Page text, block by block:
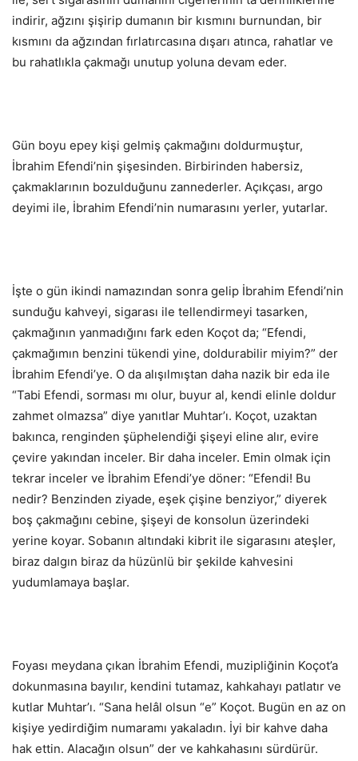
indirir, ağzını şişirip dumanın bir kısmını burnundan, bir
kısmını da ağzından fırlatırcasına dışarı atınca, rahatlar ve
bu rahatlıkla çakmağı unutup yoluna devam eder.
Gün boyu epey kişi gelmiş çakmağını doldurmuştur,
İbrahim Efendi’nin şişesinden. Birbirinden habersiz,
çakmaklarının bozulduğunu zannederler. Açıkçası, argo
deyimi ile, İbrahim Efendi’nin numarasını yerler, yutarlar.
İşte o gün ikindi namazından sonra gelip İbrahim Efendi’nin
sunduğu kahveyi, sigarası ile tellendirmeyi tasarken,
çakmağının yanmadığını fark eden Koçot da; “Efendi,
çakmağımın benzini tükendi yine, doldurabilir miyim?” der
İbrahim Efendi’ye. O da alışılmıştan daha nazik bir eda ile
“Tabi Efendi, sorması mı olur, buyur al, kendi elinle doldur
zahmet olmazsa” diye yanıtlar Muhtar’ı. Koçot, uzaktan
bakınca, renginden şüphelendiği şişeyi eline alır, evire
çevire yakından inceler. Bir daha inceler. Emin olmak için
tekrar inceler ve İbrahim Efendi’ye döner: “Efendi! Bu
nedir? Benzinden ziyade, eşek çişine benziyor,” diyerek
boş çakmağını cebine, şişeyi de konsolun üzerindeki
yerine koyar. Sobanın altındaki kibrit ile sigarasını ateşler,
biraz dalgın biraz da hüzünlü bir şekilde kahvesini
yudumlamaya başlar.
Foyası meydana çıkan İbrahim Efendi, muzipliğinin Koçot’a
dokunmasına bayılır, kendini tutamaz, kahkahayı patlatır ve
kutlar Muhtar’ı. “Sana helâl olsun “e” Koçot. Bugün en az on
kişiye yedirdiğim numaramı yakaladın. İyi bir kahve daha
hak ettin. Alacağın olsun” der ve kahkahasını sürdürür.